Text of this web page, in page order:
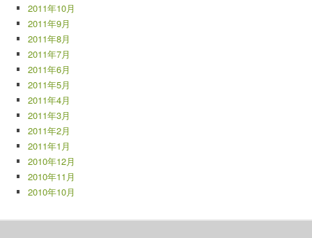
2011年10月
2011年9月
2011年8月
2011年7月
2011年6月
2011年5月
2011年4月
2011年3月
2011年2月
2011年1月
2010年12月
2010年11月
2010年10月